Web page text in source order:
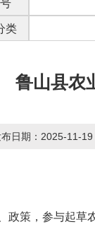
类
鲁山县农
布日期：2025-11-19
政策，参与起